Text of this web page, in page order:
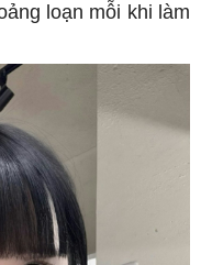
loạn mỗi khi làm